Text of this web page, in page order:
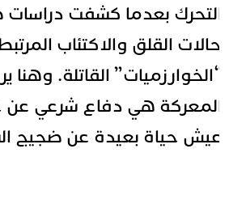
بعدما كشفت دراسات
القلق والاكتئاب المرتبطة
القاتلة. وهنا
هي دفاع شرعي عن
حياة بعيدة عن ضجيج